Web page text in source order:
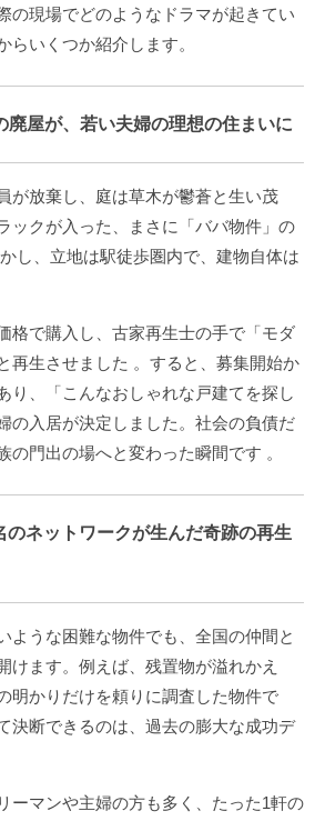
の現場でどのようなドラマが起きてい
らいくつか紹介します。
廃屋が、若い夫婦の理想の住まいに
が放棄し、庭は草木が鬱蒼と生い茂
ックが入った、まさに「ババ物件」の
し、立地は駅徒歩圏内で、建物自体は
格で購入し、古家再生士の手で「モダ
再生させました 。すると、募集開始か
り、「こんなおしゃれな戸建てを探し
の入居が決定しました。社会の負債だ
の門出の場へと変わった瞬間です 。
のネットワークが生んだ奇跡の再生
ような困難な物件でも、全国の仲間と
けます。例えば、残置物が溢れかえ
明かりだけを頼りに調査した物件で
決断できるのは、過去の膨大な成功デ
ーマンや主婦の方も多く、たった1軒の